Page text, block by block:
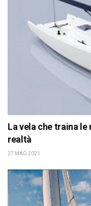
La vela che traina le
realtà
27 MAG 2021